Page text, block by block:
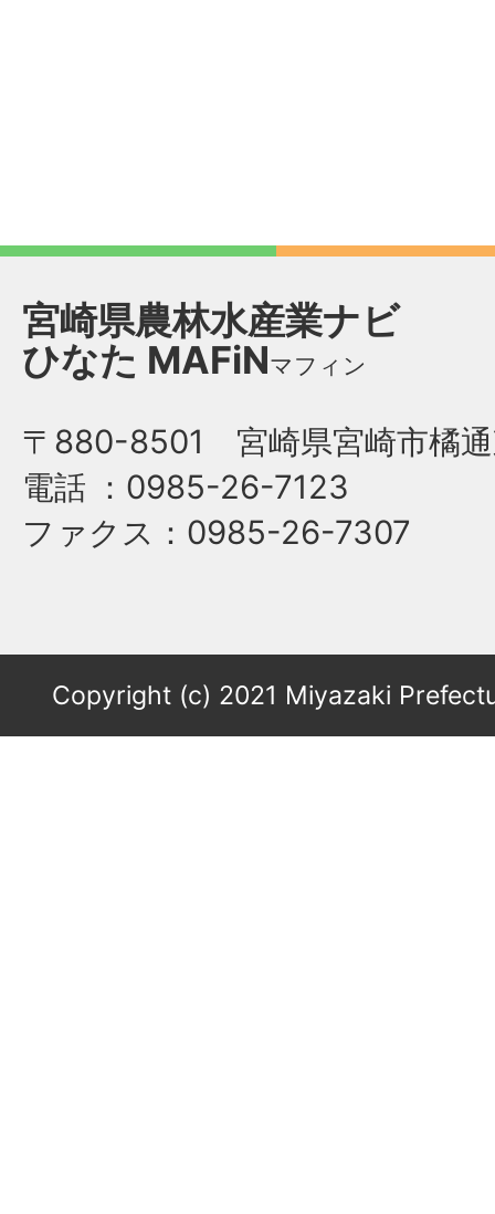
宮崎県農林水産業ナビ
ひなた MAFiNマフィン
〒880-8501 宮崎県宮崎市橘通
電話 ：0985-26-7123
ファクス ：0985-26-7307
Copyright (c) 2021 Miyazaki